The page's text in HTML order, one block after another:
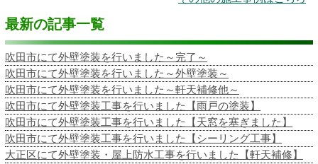
最新の記事一覧
吹田市にて外壁塗装を行いました～完了～
吹田市にて外壁塗装を行いました～外壁塗装～
吹田市にて外壁塗装を行いました～軒天補修他～
吹田市にて外壁塗装工事を行いました【雨戸の塗装】
吹田市にて外壁塗装工事を行いました【天窓を塞ぎました】
吹田市にて外壁塗装工事を行いました【シーリング工事】
大正区にて外壁塗装・屋上防水工事を行いました【軒天補修】